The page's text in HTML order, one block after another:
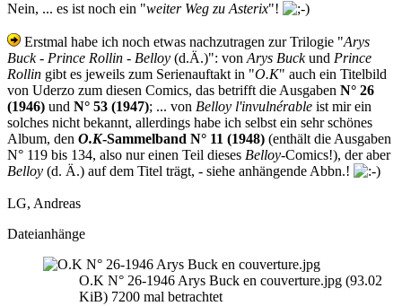
Nein, ... es ist noch ein "weiter Weg zu Asterix"!
Erstmal habe ich noch etwas nachzutragen zur Trilogie "Arys
Buck- Prince Rollin - Belloy (d.Ä.)": von Arys Buckund Prince
Rollin gibt es jeweils zum Serienauftakt in "O.K" auch ein Titelbild
von Uderzo zum diesen Comics, das betrifft die Ausgaben N° 26
(1946) und N° 53 (1947); ... von Belloy l'invulnérable ist mir ein
solches nicht bekannt, allerdings habe ich selbst ein sehr schönes
Album, den O.K-Sammelband N° 11 (1948) (enthält die Ausgaben
N° 119 bis 134, also nur einen Teil dieses Belloy-Comics!), der aber
Belloy (d. Ä.) auf dem Titel trägt, - siehe anhängende Abbn.!
LG, Andreas
Dateianhänge
O.K N° 26-1946 Arys Buck en couverture.jpg (93.02
KiB) 7200 mal betrachtet